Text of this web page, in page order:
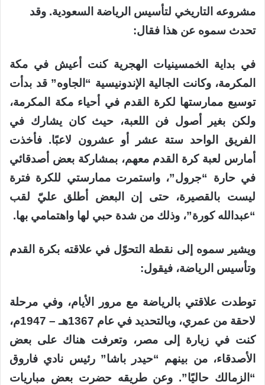
مشروعه التاريخي لتأسيس الرياضة السعودية. وقد
تحدث سموه عن هذا فقال:
في بداية الخمسينيات الهجرية كنت أعيش في مكة
المكرمة، وكانت الجالية الإندونيسية “الجاوه” قد بدأت
توسيع ممارستها لكرة القدم في أحياء مكة المكرمة،
ولكن بغير أصول فن اللعبة، حيث كان يشارك في
الفريق الواحد ستة عشر أو عشرون لاعبًا. فأخذت
أمارس لعبة كرة القدم معهم، بمشاركة بعض أصدقائي
في حارة “جرول”، واستمرت ممارستي للكرة فترة
ليست بالقصيرة، حتى إن البعض أطلق عليّ لقب
“عبدالله كورة”، وذلك من شدة حبي لها واهتمامي بها.
ويشير سموه إلى نقطة التحوّل في علاقته بكرة القدم
وتأسيس الرياضة، فيقول:
توطدت علاقتي بالرياضة مع مرور الأيام، وفي مرحلة
لاحقة من عمري، وبالتحديد في عام 1367هـ – 1947م،
كنت في زيارة إلى مصر، وتعرفت هناك على بعض
الأصدقاء، من بينهم “حيدر باشا” رئيس نادي فاروق
“الزمالك حاليًا”. وعن طريقه حضرت بعض مباريات